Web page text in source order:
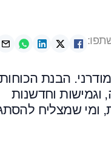
הבנת
וחדשנות
ומי שמצליח